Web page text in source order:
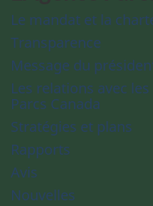
Le mandat et la
Transparence
Message du
Les relations avec
Parcs Canada
Stratégies et plans
Rapports
Avis
Nouvelles